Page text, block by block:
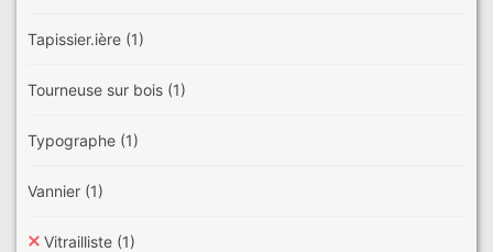
Tapissier.ière (1)
Tourneuse sur bois (1)
Typographe (1)
Vannier (1)
Vitrailliste (1)